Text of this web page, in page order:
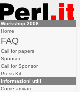
Workshop 2008
Home
FAQ
Call for papers
Sponsor
Call for Sponsor
Press Kit
Informazioni utili
Come arrivare